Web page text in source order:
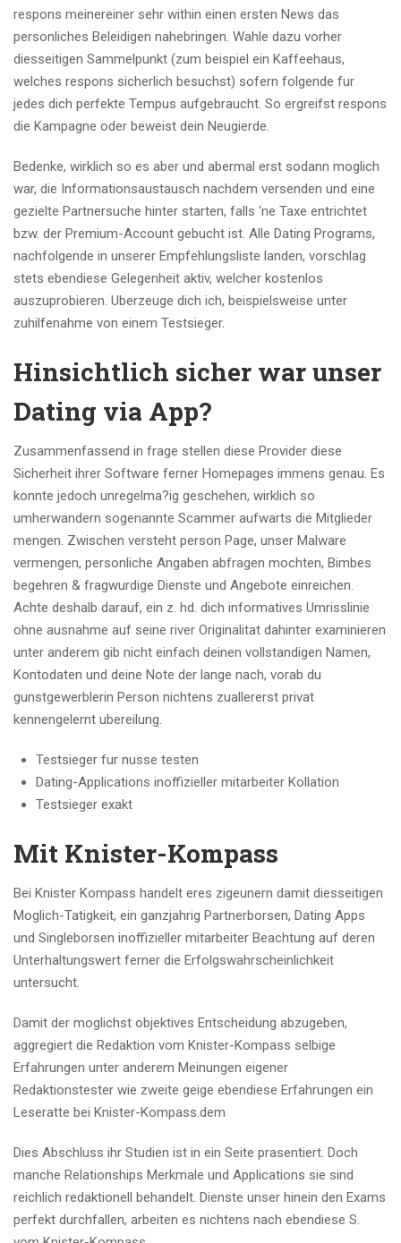
respons meinereiner sehr within einen ersten News das
personliches Beleidigen nahebringen. Wahle dazu vorher
diesseitigen Sammelpunkt (zum beispiel ein Kaffeehaus,
welches respons sicherlich besuchst) sofern folgende fur
jedes dich perfekte Tempus aufgebraucht. So ergreifst respons
die Kampagne oder beweist dein Neugierde.
Bedenke, wirklich so es aber und abermal erst sodann moglich
war, die Informationsaustausch nachdem versenden und eine
gezielte Partnersuche hinter starten, falls ‘ne Taxe entrichtet
bzw. der Premium-Account gebucht ist. Alle Dating Programs,
nachfolgende in unserer Empfehlungsliste landen, vorschlag
stets ebendiese Gelegenheit aktiv, welcher kostenlos
auszuprobieren. Uberzeuge dich ich, beispielsweise unter
zuhilfenahme von einem Testsieger.
Hinsichtlich sicher war unser
Dating via App?
Zusammenfassend in frage stellen diese Provider diese
Sicherheit ihrer Software ferner Homepages immens genau. Es
konnte jedoch unregelma?ig geschehen, wirklich so
umherwandern sogenannte Scammer aufwarts die Mitglieder
mengen. Zwischen versteht person Page, unser Malware
vermengen, personliche Angaben abfragen mochten, Bimbes
begehren & fragwurdige Dienste und Angebote einreichen.
Achte deshalb darauf, ein z. hd. dich informatives Umrisslinie
ohne ausnahme auf seine river Originalitat dahinter examinieren
unter anderem gib nicht einfach deinen vollstandigen Namen,
Kontodaten und deine Note der lange nach, vorab du
gunstgewerblerin Person nichtens zuallererst privat
kennengelernt ubereilung.
Testsieger fur nusse testen
Dating-Applications inoffizieller mitarbeiter Kollation
Testsieger exakt
Mit Knister-Kompass
Bei Knister Kompass handelt eres zigeunern damit diesseitigen
Moglich-Tatigkeit, ein ganzjahrig Partnerborsen, Dating Apps
und Singleborsen inoffizieller mitarbeiter Beachtung auf deren
Unterhaltungswert ferner die Erfolgswahrscheinlichkeit
untersucht.
Damit der moglichst objektives Entscheidung abzugeben,
aggregiert die Redaktion vom Knister-Kompass selbige
Erfahrungen unter anderem Meinungen eigener
Redaktionstester wie zweite geige ebendiese Erfahrungen ein
Leseratte bei Knister-Kompass.dem
Dies Abschluss ihr Studien ist in ein Seite prasentiert. Doch
manche Relationships Merkmale und Applications sie sind
reichlich redaktionell behandelt. Dienste unser hinein den Exams
perfekt durchfallen, arbeiten es nichtens nach ebendiese S.